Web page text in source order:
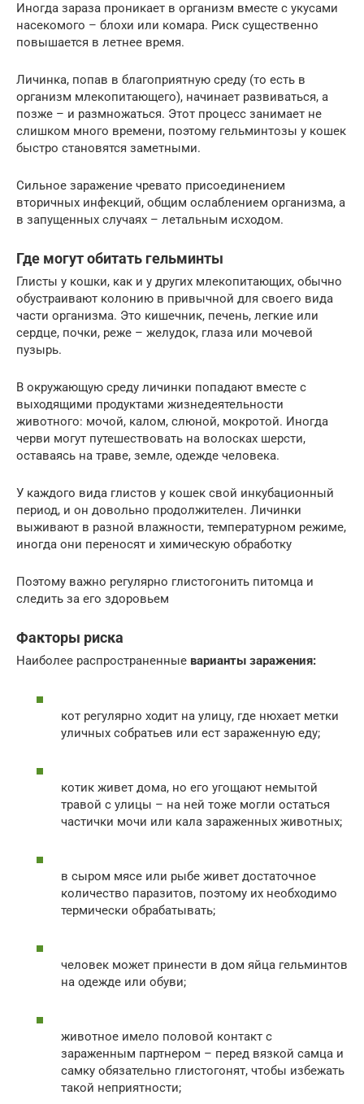
Иногда зараза проникает в организм вместе с укусами
насекомого – блохи или комара. Риск существенно
повышается в летнее время.
Личинка, попав в благоприятную среду (то есть в
организм млекопитающего), начинает развиваться, а
позже – и размножаться. Этот процесс занимает не
слишком много времени, поэтому гельминтозы у кошек
быстро становятся заметными.
Сильное заражение чревато присоединением
вторичных инфекций, общим ослаблением организма, а
в запущенных случаях – летальным исходом.
Где могут обитать гельминты
Глисты у кошки, как и у других млекопитающих, обычно
обустраивают колонию в привычной для своего вида
части организма. Это кишечник, печень, легкие или
сердце, почки, реже – желудок, глаза или мочевой
пузырь.
В окружающую среду личинки попадают вместе с
выходящими продуктами жизнедеятельности
животного: мочой, калом, слюной, мокротой. Иногда
черви могут путешествовать на волосках шерсти,
оставаясь на траве, земле, одежде человека.
У каждого вида глистов у кошек свой инкубационный
период, и он довольно продолжителен. Личинки
выживают в разной влажности, температурном режиме,
иногда они переносят и химическую обработку
Поэтому важно регулярно глистогонить питомца и
следить за его здоровьем
Факторы риска
Наиболее распространенные варианты заражения:
кот регулярно ходит на улицу, где нюхает метки
уличных собратьев или ест зараженную еду;
котик живет дома, но его угощают немытой
травой с улицы – на ней тоже могли остаться
частички мочи или кала зараженных животных;
в сыром мясе или рыбе живет достаточное
количество паразитов, поэтому их необходимо
термически обрабатывать;
человек может принести в дом яйца гельминтов
на одежде или обуви;
животное имело половой контакт с
зараженным партнером – перед вязкой самца и
самку обязательно глистогонят, чтобы избежать
такой неприятности;